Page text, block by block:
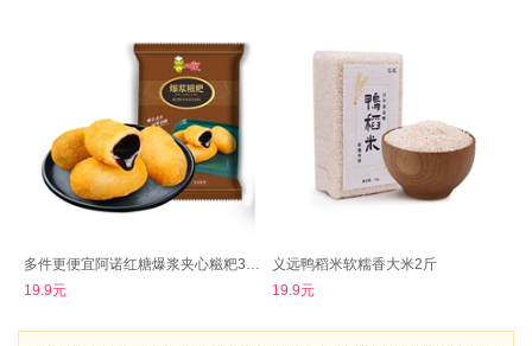
多件更便宜阿诺红糖爆浆夹心糍粑300g
19.9元
义远鸭稻米软糯香大米2斤
19.9元